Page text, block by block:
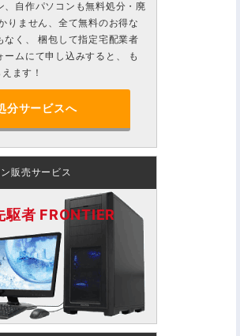
自作パソコンも無料処分・廃
りません、全て無料のお得な
く、 梱包して指定宅配業者
ムにて申し込みすると、 も
ます！
分サービスへ
販売サービス
駆者 FRONTIER